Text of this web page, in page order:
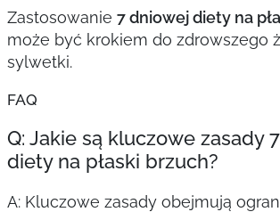
Zastosowanie 7 dniowej diety na
może być krokiem do zdrowszego
sylwetki.
FAQ
Q: Jakie są kluczowe zasady
diety na płaski brzuch?
A: Kluczowe zasady obejmują